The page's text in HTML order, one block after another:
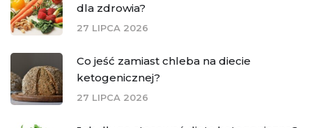
dla zdrowia?
27 LIPCA 2026
Co jeść zamiast chleba na diecie
ketogenicznej?
27 LIPCA 2026